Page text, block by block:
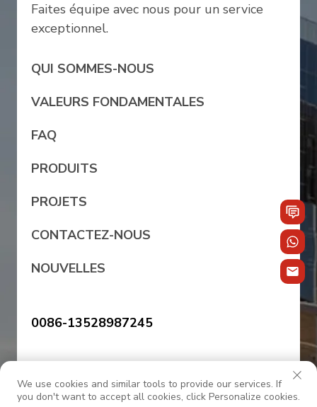
Faites équipe avec nous pour un service
exceptionnel.
QUI SOMMES-NOUS
VALEURS FONDAMENTALES
FAQ
PRODUITS
PROJETS
CONTACTEZ-NOUS
NOUVELLES
0086-13528987245
We use cookies and similar tools to provide our services. If
you don't want to accept all cookies, click Personalize cookies.